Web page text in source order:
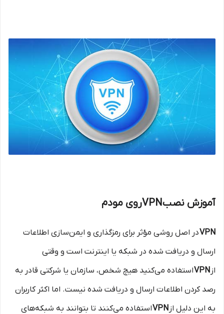
آموزش نصب VPN روی مودم
VPNدر اصل روشی مؤثر برای رمزگذاری و ایمن‌سازی اطلاعات
ارسال و دریافت شده در شبکه یا اینترنت است و وقتی
از VPNاستفاده می‌کنید هیچ شخص، سازمان یا شرکتی قادر به
رصد کردن اطلاعات ارسال و دریافت شده نیست. اما اکثر کاربران
به این دلیل از VPNاستفاده می‌کنند تا بتوانند به شبکه‌های